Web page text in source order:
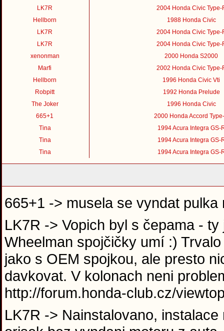
LK7R
2004 Honda Civic Type-
Hellborn
1988 Honda Civic
LK7R
2004 Honda Civic Type-
LK7R
2004 Honda Civic Type-
xenonman
2000 Honda S2000
Marfi
2002 Honda Civic Type-
Hellborn
1996 Honda Civic Vti
Robpitt
1992 Honda Prelude
The Joker
1996 Honda Civic
665+1
2000 Honda Accord
Tina
1994 Acura Integra GS-
Tina
1994 Acura Integra GS-
Tina
1994 Acura Integra GS-
665+1 -> musela se vyndat
LK7R -> Vopich byl s čepama -
Wheelman spojčičky umí :)
jako s OEM spojkou, ale presto
davkovat. V kolonach neni
http://forum.honda-club.cz/
LK7R -> Nainstalovano,